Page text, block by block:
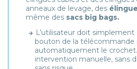
anneaux de levage, des
même des sacs big bags.
L’utilisateur doit simplement
bouton de la télécommande
automatiquement le
intervention manuelle, sans